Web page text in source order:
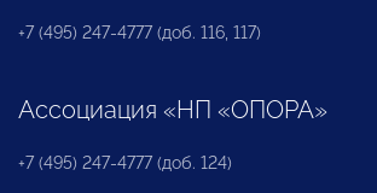
+7 (495) 247-4777 (доб. 116, 117)
Ассоциация «НП «ОПОРА»
+7 (495) 247-4777 (доб. 124)